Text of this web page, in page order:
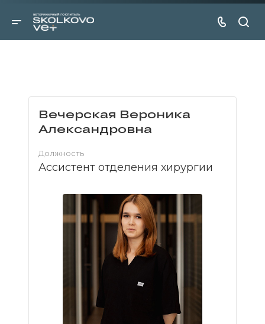
Вечерская Вероника
Александровна
Должность
Ассистент отделения хирургии